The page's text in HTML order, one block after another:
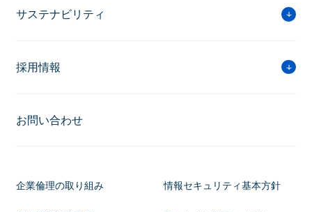
サステナビリティ
採用情報
お問い合わせ
企業倫理の取り組み 情報セキュリティ基本方針